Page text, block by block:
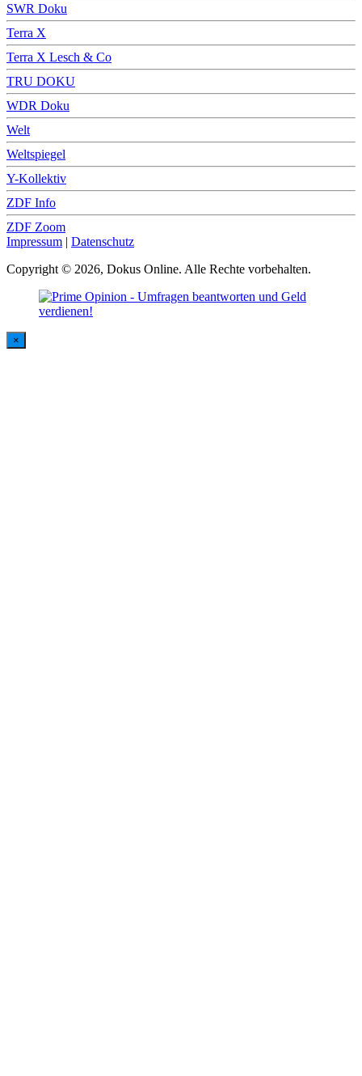
SWR Doku
Terra X
Terra X Lesch & Co
TRU DOKU
WDR Doku
Welt
Weltspiegel
Y-Kollektiv
ZDF Info
ZDF Zoom
Impressum | Datenschutz
Copyright © 2026, Dokus Online. Alle Rechte vorbehalten.
×